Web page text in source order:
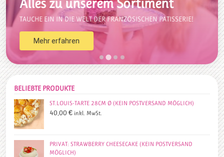
Alles zu unserem Sortiment
TAUCHE EIN IN DIE WELT DER FRANZÖSISCHEN PATISSERIE!
Mehr erfahren
BELIEBTE PRODUKTE
ST.LOUIS-TARTE 28CM Ø (KEIN POSTVERSAND MÖGLICH)
40,00 € inkl. MwSt.
PRIVAT: STRAWBERRY CHEESECAKE (KEIN POSTVERSAND
MÖGLICH)